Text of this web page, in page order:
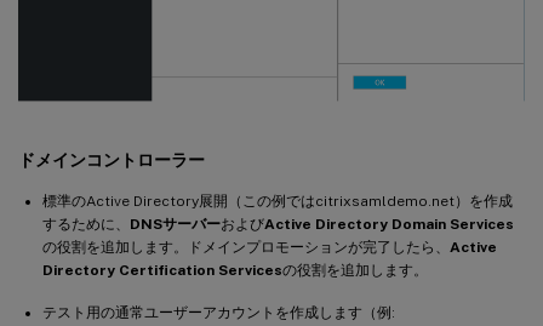
ドメインコントローラー
標準のActive Directory展開（この例ではcitrixsamldemo.net）を作成
するために、 DNSサーバーおよびActive Directory Domain Services
の役割を追加します。ドメインプロモーションが完了したら、 Active
Directory Certification Servicesの役割を追加します。
テスト用の通常ユーザーアカウントを作成します（例: